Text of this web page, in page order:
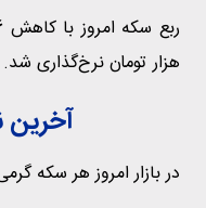
هزار تومان نرخ‌گذاری شد.
در بازار امروز هر سکه گرمی نیز، 27 میلیون تومان